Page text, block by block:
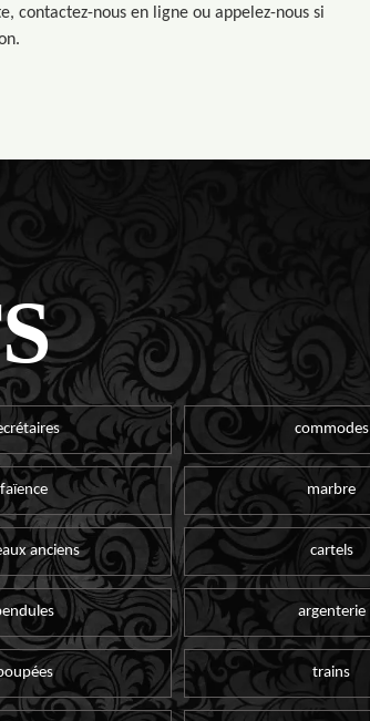
contactez-nous en ligne ou appelez-nous si
commodes
faïence marbre
anciens cartels
argenterie
trains